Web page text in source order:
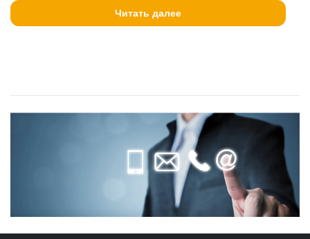
Читать далее